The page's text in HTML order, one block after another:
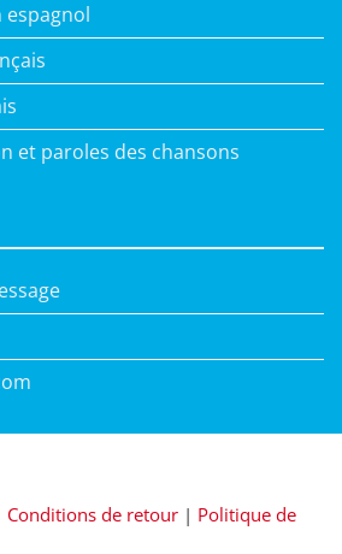
espagnol
et paroles des chansons
Conditions de retour | Politique de